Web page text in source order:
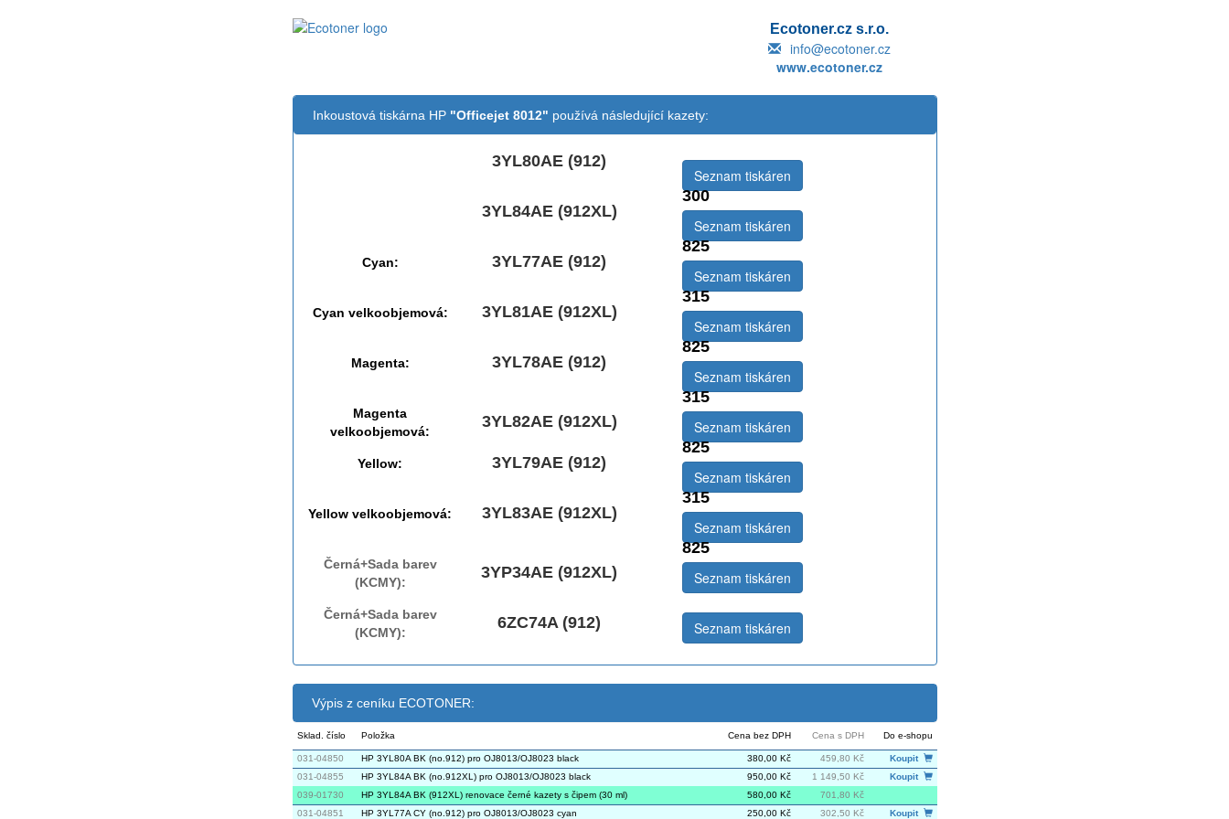
Ecotoner.cz s.r.o.
info@ecotoner.cz
www.ecotoner.cz
Inkoustová tiskárna HP "Officejet 8012" používá následující kazety:
3YL80AE (912)
300
Seznam tiskáren
3YL84AE (912XL)
825
Seznam tiskáren
Cyan:
3YL77AE (912)
315
Seznam tiskáren
Cyan velkoobjemová:
3YL81AE (912XL)
825
Seznam tiskáren
Magenta:
3YL78AE (912)
315
Seznam tiskáren
Magenta
velkoobjemová:
3YL82AE (912XL)
825
Seznam tiskáren
Yellow:
3YL79AE (912)
315
Seznam tiskáren
Yellow velkoobjemová:
3YL83AE (912XL)
825
Seznam tiskáren
Černá+Sada barev
(KCMY):
3YP34AE (912XL) Seznam tiskáren
Černá+Sada barev
(KCMY):
6ZC74A (912) Seznam tiskáren
Výpis z ceníku ECOTONER:
Sklad. číslo Položka Cena bez DPH Cena s DPH Do e-shopu
031-04850 HP 3YL80A BK (no.912) pro OJ8013/OJ8023 black 380,00 Kč 459,80 Kč
Koupit
031-04855
HP 3YL84A BK (no.912XL) pro OJ8013/OJ8023 black 950,00 Kč 1 149,50 Kč
Koupit
039-01730
HP 3YL84A BK (912XL) renovace černé kazety s čipem (30 ml) 580,00 Kč
701,80 Kč
031-04851
HP 3YL77A CY (no.912) pro OJ8013/OJ8023 cyan 250,00 Kč 302,50 Kč Koupit